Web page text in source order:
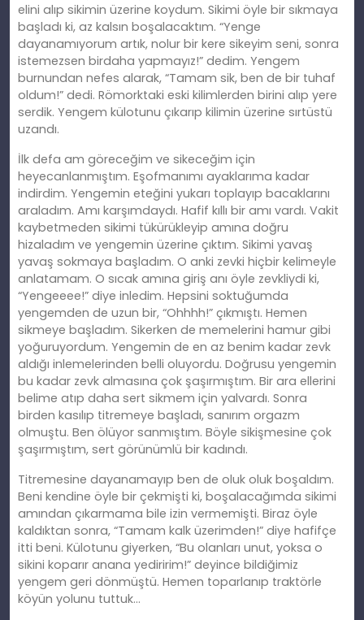
elini alıp sikimin üzerine koydum. Sikimi öyle bir sıkmaya
başladı ki, az kalsın boşalacaktım. “Yenge
dayanamıyorum artık, nolur bir kere sikeyim seni, sonra
istemezsen birdaha yapmayız!” dedim. Yengem
burnundan nefes alarak, “Tamam sik, ben de bir tuhaf
oldum!” dedi. Römorktaki eski kilimlerden birini alıp yere
serdik. Yengem külotunu çıkarıp kilimin üzerine sırtüstü
uzandı.
İlk defa am göreceğim ve sikeceğim için
heyecanlanmıştım. Eşofmanımı ayaklarıma kadar
indirdim. Yengemin eteğini yukarı toplayıp bacaklarını
araladım. Amı karşımdaydı. Hafif kıllı bir amı vardı. Vakit
kaybetmeden sikimi tükürükleyip amına doğru
hizaladım ve yengemin üzerine çıktım. Sikimi yavaş
yavaş sokmaya başladım. O anki zevki hiçbir kelimeyle
anlatamam. O sıcak amına giriş anı öyle zevkliydi ki,
“Yengeeee!” diye inledim. Hepsini soktuğumda
yengemden de uzun bir, “Ohhhh!” çıkmıştı. Hemen
sikmeye başladım. Sikerken de memelerini hamur gibi
yoğuruyordum. Yengemin de en az benim kadar zevk
aldığı inlemelerinden belli oluyordu. Doğrusu yengemin
bu kadar zevk almasına çok şaşırmıştım. Bir ara ellerini
belime atıp daha sert sikmem için yalvardı. Sonra
birden kasılıp titremeye başladı, sanırım orgazm
olmuştu. Ben ölüyor sanmıştım. Böyle sikişmesine çok
şaşırmıştım, sert görünümlü bir kadındı.
Titremesine dayanamayıp ben de oluk oluk boşaldım.
Beni kendine öyle bir çekmişti ki, boşalacağımda sikimi
amından çıkarmama bile izin vermemişti. Biraz öyle
kaldıktan sonra, “Tamam kalk üzerimden!” diye hafifçe
itti beni. Külotunu giyerken, “Bu olanları unut, yoksa o
sikini koparır anana yediririm!” deyince bildiğimiz
yengem geri dönmüştü. Hemen toparlanıp traktörle
köyün yolunu tuttuk…